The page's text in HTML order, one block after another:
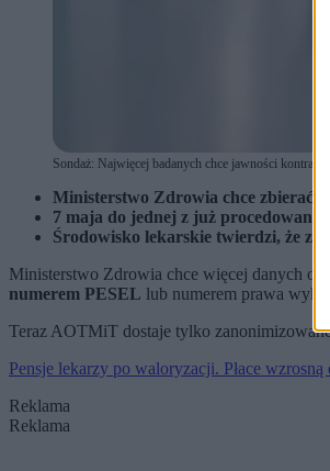
Sondaż: Najwięcej badanych chce jawności
Ministerstwo Zdrowia chce zbierać
7 maja do jednej z już
Środowisko lekarskie twierdzi, że
Ministerstwo Zdrowia chce więcej danych o
numerem PESEL lub numerem prawa
Teraz AOTMiT dostaje tylko
Pensje lekarzy po waloryzacji. Płace wzrosną
Reklama
Reklama